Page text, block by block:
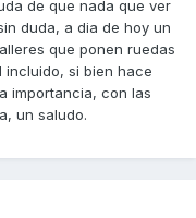
de que nada que ver
duda, a dia de hoy un
que ponen ruedas
incluido, si bien hace
importancia, con las
un saludo.